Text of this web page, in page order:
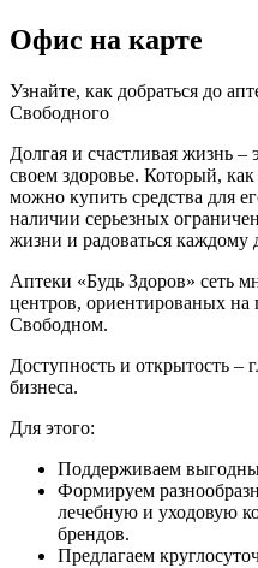
Офис на карте
Узнайте, как добраться до
Свободного
Долгая и счастливая жизнь –
своем здоровье. Который,
можно купить средства для
наличии серьезных
жизни и радоваться каждому
Аптеки «Будь Здоров» сеть
центров, ориентированых на
Свободном.
Доступность и открытость
бизнеса.
Для этого:
Поддерживаем
Формируем
лечебную и уходовую
брендов.
Предлагаем